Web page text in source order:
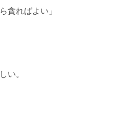
貪ればよい」
い。